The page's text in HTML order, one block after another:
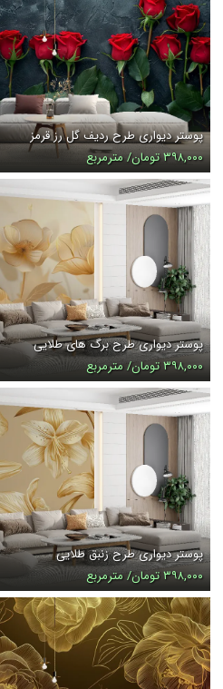
پوستر دیواری طرح ردیف گل رز قرمز
۳۹۸,۰۰۰ تومان/ مترمربع
پوستر دیواری طرح برگ های طلایی
۳۹۸,۰۰۰ تومان/ مترمربع
پوستر دیواری طرح زنبق طلایی
۳۹۸,۰۰۰ تومان/ مترمربع